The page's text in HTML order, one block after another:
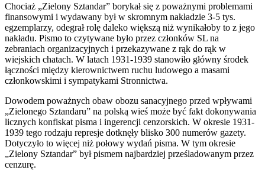
Chociaż „Zielony Sztandar” borykał się z poważnymi problemami
finansowymi i wydawany był w skromnym nakładzie 3-5 tys.
egzemplarzy, odegrał rolę daleko większą niż wynikałoby to z jego
nakładu. Pismo to czytywane było przez członków SL na
zebraniach organizacyjnych i przekazywane z rąk do rąk w
wiejskich chatach. W latach 1931-1939 stanowiło główny środek
łączności między kierownictwem ruchu ludowego a masami
członkowskimi i sympatykami Stronnictwa.
Dowodem poważnych obaw obozu sanacyjnego przed wpływami
„Zielonego Sztandaru” na polską wieś może być fakt dokonywania
licznych konfiskat pisma i ingerencji cenzorskich. W okresie 1931-
1939 tego rodzaju represje dotknęły blisko 300 numerów gazety.
Dotyczyło to więcej niż połowy wydań pisma. W tym okresie
„Zielony Sztandar” był pismem najbardziej prześladowanym przez
cenzurę.